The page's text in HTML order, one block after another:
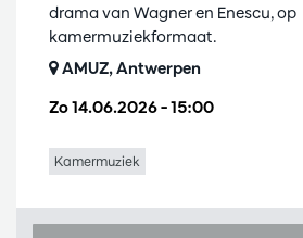
Zo 14.06.2026– 15:00
drama van Wagner en Enescu, op
kamermuziekformaat.
AMUZ, Antwerpen
Kamermuziek